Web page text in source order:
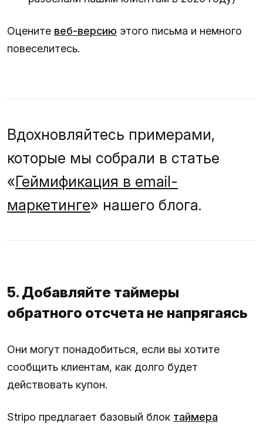
Оцените веб-версию этого письма и немного
повеселитесь.
Вдохновляйтесь примерами,
которые мы собрали в статье
«Геймификация в email-
маркетинге» нашего блога.
5. Добавляйте таймеры
обратного отсчета не напрягаясь
Они могут понадобиться, если вы хотите
сообщить клиентам, как долго будет
действовать купон.
Stripo предлагает базовый блок таймера